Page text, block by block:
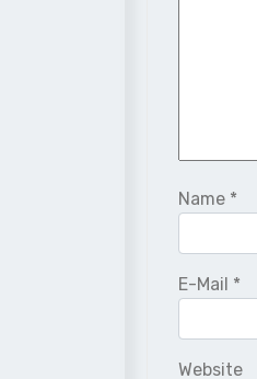
Name *
E-Mail *
Website